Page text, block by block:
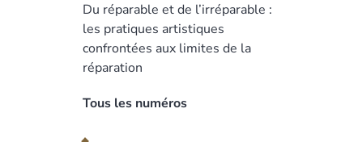
Du réparable et de l’irréparable :
les pratiques artistiques
confrontées aux limites de la
réparation
Tous les numéros